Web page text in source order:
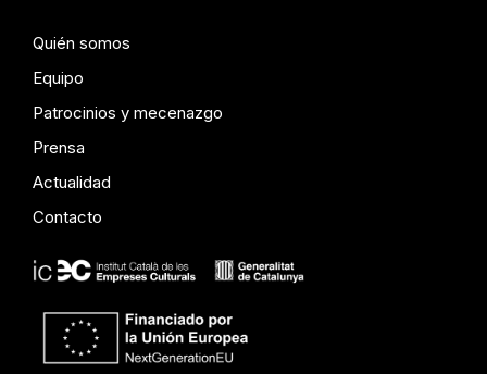
Quién somos
Equipo
Patrocinios y mecenazgo
Prensa
Actualidad
Contacto